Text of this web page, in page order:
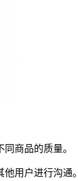
商品的质量。
用户进行沟通。